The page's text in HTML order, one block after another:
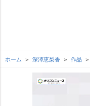
ホーム 深澤恵梨香 作品